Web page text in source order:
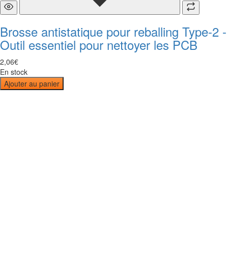
Brosse antistatique pour reballing Type-2 -
Outil essentiel pour nettoyer les PCB
2,06€
En stock
Ajouter au panier